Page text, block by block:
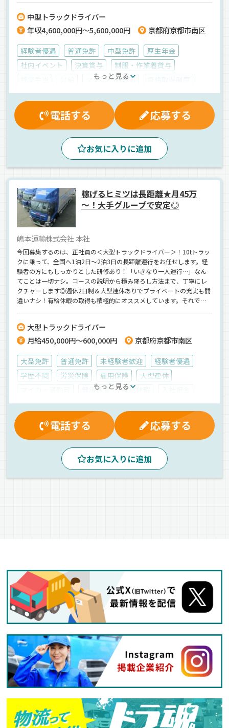
者歓迎＞
中型トラックドライバー
年収4,600,000円～5,600,000円
京都府京都市南区
経験者優遇 普通免許 中型免許
厚生年金
社内イベント
決算賞与
制服・作業着貸与
マイカー通勤可
交通費支給
雇用保険 労災保険 賞与
大型連休
有給休暇
健康保険 退職金制度 業務手当
朝
夕方
バックアイモニター装備
ドライブレコーダー
ETC搭載 コンテナ
産業廃棄物 アームロール車 正社員
もっと見る
電話する 応募する
お気に入りに追加
稼げるヒミツは長距離★月45万
～！大手グループで安定◎
嶋本運輸株式会社 本社
今回募集するのは、正社員の＜大型トラックドライバー＞！10tトラッ
クに乗って、全国へ1泊2日～2泊3日の長距離運行をお任せします。経
験者の方にもしっかりとした研修あり！「いきなり一人運行…」なん
てことは一切ナシ。コースの説明から積み降ろし方法まで、丁寧にレ
クチャーします◎週休2日制＆大型連休ありでプライベートの充実も間
違いナシ！有給休暇の取得も積極的にオススメしています。それでい
大型トラックドライバー
月給450,000円～600,000円
京都府京都市南区
大型免許 普通免許 未経験者歓迎
経験者優遇
学歴不問
労災保険 雇用保険
大型連休
健康保険 有給休暇
厚生年金
再雇用制度 賞与 真夜中 早朝
夕方
長距離 1人1台専用車
エアサス
ETC搭載
ジョロダー・ジョルダー
バックアイモニター装備
食品 雑貨
ウィング車
冷蔵・冷凍車
正社員
もっと見る
電話する 応募する
お気に入りに追加